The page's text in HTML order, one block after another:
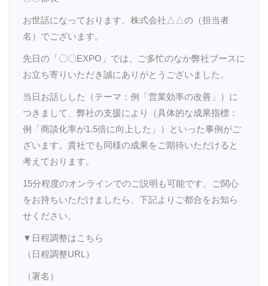
お世話になっております。株式会社△△の（担当者
名）でございます。
先日の「〇〇EXPO」では、ご多忙のなか弊社ブースに
お立ち寄りいただき誠にありがとうございました。
当日お話しした（テーマ：例「営業効率の改善」）に
つきまして、弊社の支援により（具体的な成果指標：
例「商談化率が1.5倍に向上した」）といった事例がご
ざいます。貴社でも同様の成果をご期待いただけると
考えております。
15分程度のオンラインでのご説明も可能です。ご関心
をお持ちいただけましたら、下記よりご都合をお知ら
せください。
▼日程調整はこちら
（日程調整URL）
（署名）